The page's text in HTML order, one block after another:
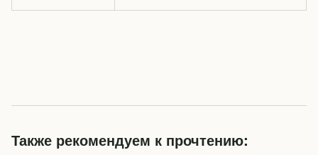
Также рекомендуем к прочтению: